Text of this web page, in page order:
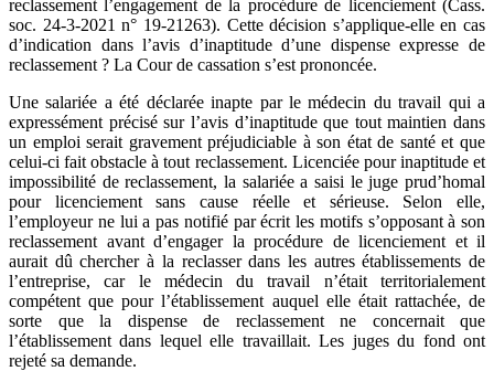
reclassement l’engagement de la procédure de licenciement (Cass.
soc. 24-3-2021 n° 19-21263). Cette décision s’applique-elle en cas
d’indication dans l’avis d’inaptitude d’une dispense expresse de
reclassement ? La Cour de cassation s’est prononcée.
Une salariée a été déclarée inapte par le médecin du travail qui a
expressément précisé sur l’avis d’inaptitude que tout maintien dans
un emploi serait gravement préjudiciable à son état de santé et que
celui-ci fait obstacle à tout reclassement. Licenciée pour inaptitude et
impossibilité de reclassement, la salariée a saisi le juge prud’homal
pour licenciement sans cause réelle et sérieuse. Selon elle,
l’employeur ne lui a pas notifié par écrit les motifs s’opposant à son
reclassement avant d’engager la procédure de licenciement et il
aurait dû chercher à la reclasser dans les autres établissements de
l’entreprise, car le médecin du travail n’était territorialement
compétent que pour l’établissement auquel elle était rattachée, de
sorte que la dispense de reclassement ne concernait que
l’établissement dans lequel elle travaillait. Les juges du fond ont
rejeté sa demande.